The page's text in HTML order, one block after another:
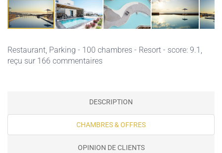
Restaurant, Parking - 100 chambres - Resort - score: 9.1,
reçu sur 166 commentaires
DESCRIPTION
CHAMBRES & OFFRES
OPINION DE CLIENTS